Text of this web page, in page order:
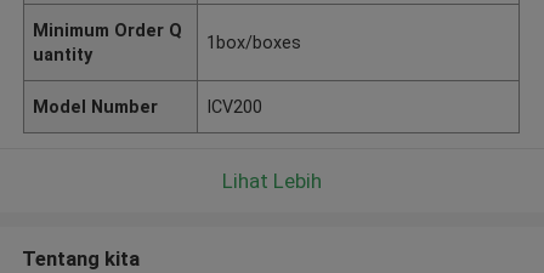
Minimum Order Q
uantity
1box/boxes
Model Number ICV200
Lihat Lebih
Tentang kita